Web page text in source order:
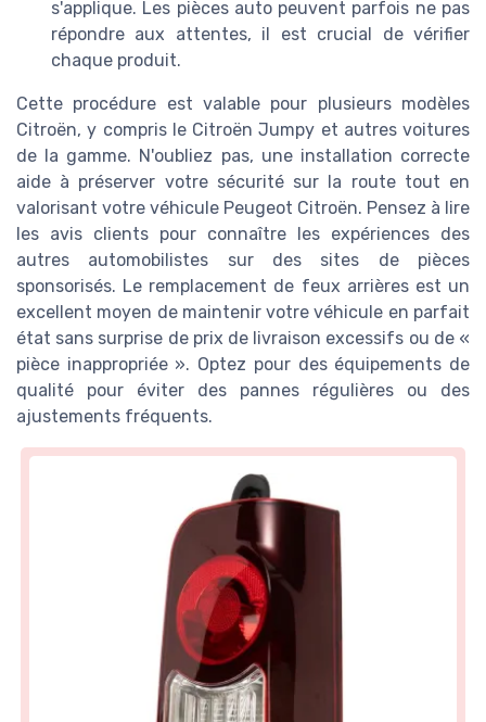
s'applique. Les pièces auto peuvent parfois ne pas
répondre aux attentes, il est crucial de vérifier
chaque produit.
Cette procédure est valable pour plusieurs modèles
Citroën, y compris le Citroën Jumpy et autres voitures
de la gamme. N'oubliez pas, une installation correcte
aide à préserver votre sécurité sur la route tout en
valorisant votre véhicule Peugeot Citroën. Pensez à lire
les avis clients pour connaître les expériences des
autres automobilistes sur des sites de pièces
sponsorisés. Le remplacement de feux arrières est un
excellent moyen de maintenir votre véhicule en parfait
état sans surprise de prix de livraison excessifs ou de «
pièce inappropriée ». Optez pour des équipements de
qualité pour éviter des pannes régulières ou des
ajustements fréquents.